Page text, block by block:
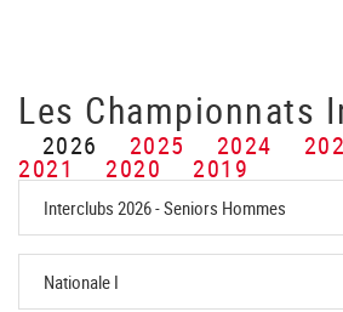
Les Championnats
2026 2025 2024
2021 2020 2019